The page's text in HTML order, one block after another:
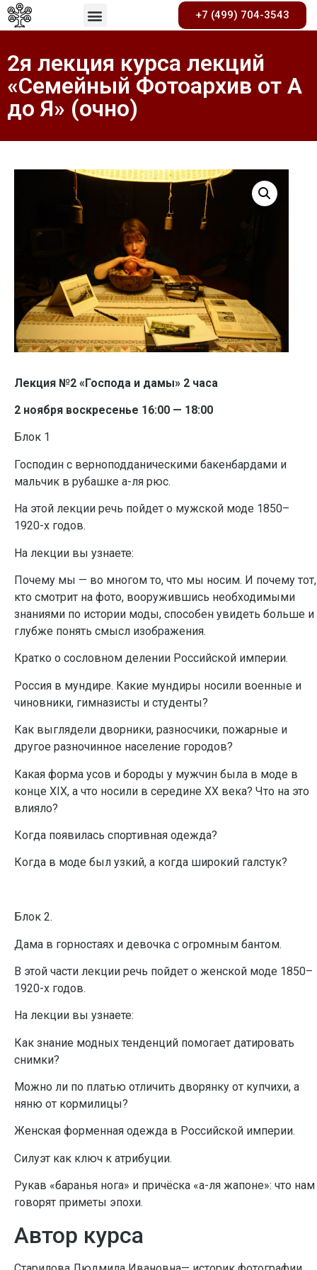
+7 (499) 704-3543
2я лекция курса лекций
«Семейный Фотоархив от А
до Я» (очно)
Лекция №2 «Господа и дамы» 2 часа
2 ноября воскресенье 16:00 — 18:00
Блок 1
Господин с верноподданическими бакенбардами и
мальчик в рубашке а-ля рюс.
На этой лекции речь пойдет о мужской моде 1850–
1920-х годов.
На лекции вы узнаете:
Почему мы — во многом то, что мы носим. И почему тот,
кто смотрит на фото, вооружившись необходимыми
знаниями по истории моды, способен увидеть больше и
глубже понять смысл изображения.
Кратко о сословном делении Российской империи.
Россия в мундире. Какие мундиры носили военные и
чиновники, гимназисты и студенты?
Как выглядели дворники, разносчики, пожарные и
другое разночинное население городов?
Какая форма усов и бороды у мужчин была в моде в
конце XIX, а что носили в середине XX века? Что на это
влияло?
Когда появилась спортивная одежда?
Когда в моде был узкий, а когда широкий галстук?
Блок 2.
Дама в горностаях и девочка с огромным бантом.
В этой части лекции речь пойдет о женской моде 1850–
1920-х годов.
На лекции вы узнаете:
Как знание модных тенденций помогает датировать
снимки?
Можно ли по платью отличить дворянку от купчихи, а
няню от кормилицы?
Женская форменная одежда в Российской империи.
Силуэт как ключ к атрибуции.
Рукав «баранья нога» и причёска «а-ля жапоне»: что нам
говорят приметы эпохи.
Автор курса